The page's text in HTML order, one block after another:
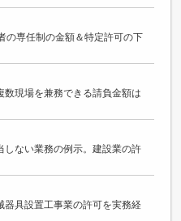
の専任制の金額＆特定許可の下
数現場を兼務できる請負金額は
しない業務の例示。建設業の許
器具設置工事業の許可を実務経